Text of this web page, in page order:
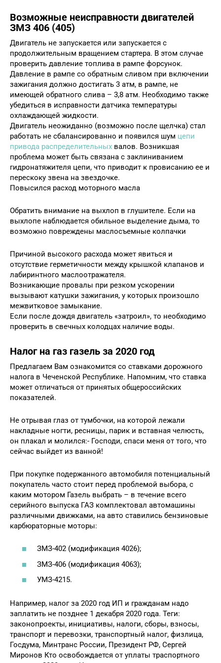
Возможные неисправности двигателей
ЗМЗ 406 (405)
Двигатель не запускается или запускается с
продолжительным вращением стартера. В этом случае
проверить давление топлива в рампе форсунок.
Давление в рампе со обратным сливом при включении
зажигания должно достигать 3 атм, в рампе, не
имеющей обратного слива – 3,8 атм. Необходимо также
убедиться в исправности датчика температуры
охлаждающей жидкости.
Двигатель неожиданно (возможно после щелчка) стал
работать не сбалансированно и появился шум цепи
привода распределительных валов. Возникшая
проблема может быть связана с заклиниванием
гидронатяжителя цепи, что приводит к провисанию ее и
перескоку звена на звездочке.
Повысился расход моторного масла
Обратить внимание на выхлоп в глушителе. Если на
выхлопе наблюдается обильное выделение дыма, то
возможно повреждены маслосъемные колпачки
Причиной высокого расхода может явиться и
отсутствие герметичности между крышкой клапанов и
лабиринтного маслоотражателя.
Возникающие провалы при резком ускорении
вызывают катушки зажигания, у которых произошло
межвитковое замыкание.
Если после дождя двигатель «затроил», то необходимо
проверить в свечных колодцах наличие воды.
Налог на газ газель за 2020 год
Предлагаем Вам ознакомится со ставками дорожного
налога в Чеченской Республике. Напомним, что ставка
может отличаться от принятых общероссийских
показателей.
Не отрывая глаз от тумбочки, на которой лежали
накладные ногти, ресницы, парик и вставная челюсть,
он плакал и молился:- Господи, спаси меня от того, что
сейчас выйдет из ванной!
При покупке подержанного автомобиля потенциальный
покупатель часто стоит перед проблемой выбора, с
каким мотором Газель выбрать – в течение всего
серийного выпуска ГАЗ комплектовал автомашины
различными движками, на авто ставились бензиновые
карбюраторные моторы:
ЗМЗ-402 (модификация 4026);
ЗМЗ-406 (модификация 4063);
УМЗ-4215.
Например, налог за 2020 год ИП и гражданам надо
заплатить не позднее 1 декабря 2020 года. Теги:
законопроекты, инициативы, налоги, сборы, взносы,
транспорт и перевозки, транспортный налог, физлица,
Госдума, Минтранс России, Президент РФ, Сергей
Миронов Кто освобождается от уплаты траспортного